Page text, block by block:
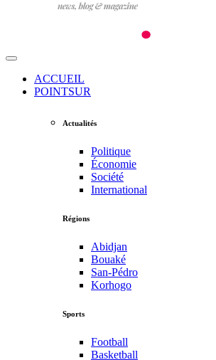
ACCUEIL
POINTSUR
Actualités
Politique
Économie
Société
International
Régions
Abidjan
Bouaké
San-Pédro
Korhogo
Sports
Football
Basketball